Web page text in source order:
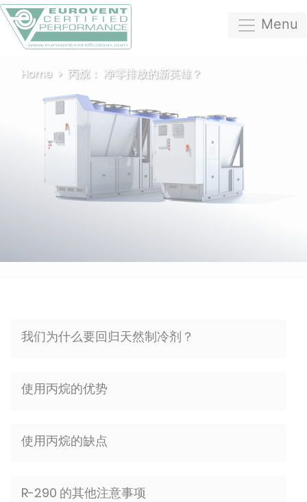
Menu
Home 丙烷： 净零排放的新英雄？
我们为什么要回归天然制冷剂？
使用丙烷的优势
使用丙烷的缺点
R-290 的其他注意事项